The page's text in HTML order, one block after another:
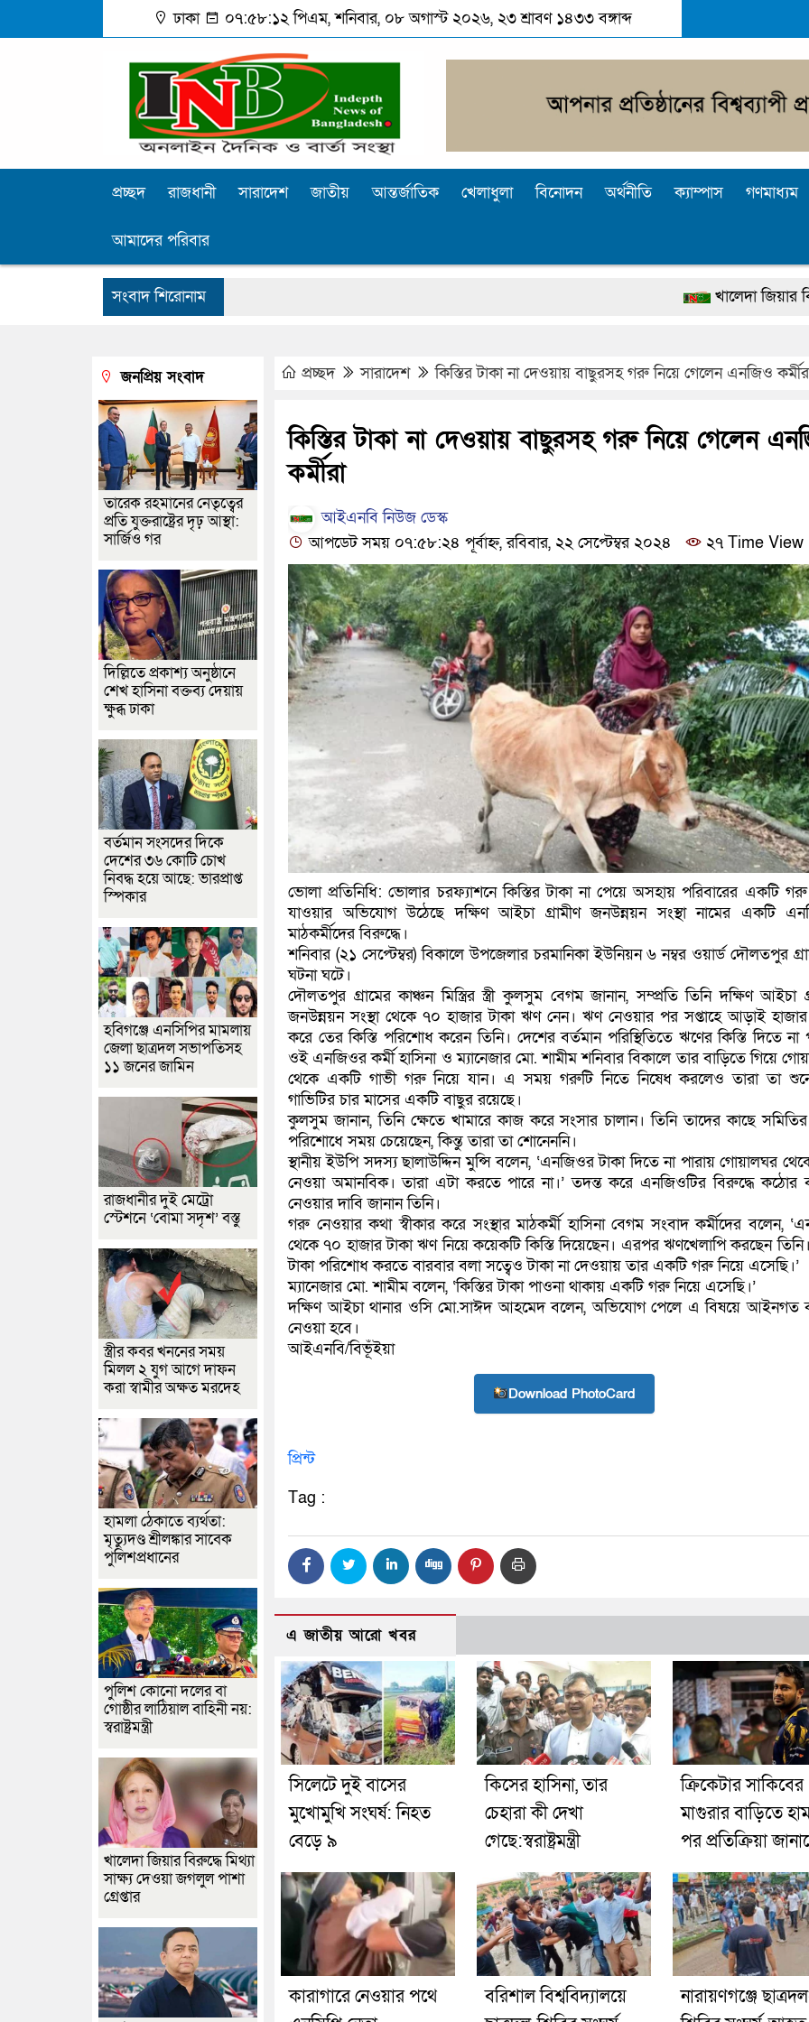
ঢাকা ০৭:৫৮:১৩ পিএম, শনিবার, ০৮ অগাস্ট ২০২৬, ২৩ শ্রাবণ ১৪৩৩ বঙ্গাব্দ
প্রচ্ছদ রাজধানী সারাদেশ জাতীয় আন্তর্জাতিক খেলাধুলা বিনোদন অর্থনীতি ক্যাম্পাস গণমাধ্যম
আমাদের পরিবার
সংবাদ শিরোনাম খালেদা জিয়ার বিরুদ্ধে
পুলিশ কোনো দলের বা গোষ্ঠীর
ঢাকার চারপাশে সচল হবে
আদালতকে বলতে চাইলাম
প্রচ্ছদ সারাদেশ কিস্তির টাকা না দেওয়ায় বাছুরসহ গরু নিয়ে গেলেন এনজিও
কিস্তির টাকা না দেওয়ায় বাছুরসহ গরু নিয়ে গেলেন
কর্মীরা
আইএনবি নিউজ ডেস্ক
আপডেট সময় ০৭:৫৮:২৪ পূর্বাহ্ন, রবিবার, ২২ সেপ্টেম্বর ২০২৪
২৭ Time View
ভোলা প্রতিনিধি: ভোলার চরফ্যাশনে কিস্তির টাকা না পেয়ে অসহায় পরিবারের একটি গরু
যাওয়ার অভিযোগ উঠেছে দক্ষিণ আইচা গ্রামীণ জনউন্নয়ন সংস্থা নামের একটি
মাঠকর্মীদের বিরুদ্ধে।
শনিবার (২১ সেপ্টেম্বর) বিকালে উপজেলার চরমানিকা ইউনিয়ন ৬ নম্বর ওয়ার্ড দৌলতপুর
ঘটনা ঘটে।
দৌলতপুর গ্রামের কাঞ্চন মিস্ত্রির স্ত্রী কুলসুম বেগম জানান, সম্প্রতি তিনি দক্ষিণ আইচা
জনউন্নয়ন সংস্থা থেকে ৭০ হাজার টাকা ঋণ নেন। ঋণ নেওয়ার পর সপ্তাহে আড়াই হাজার
করে তের কিস্তি পরিশোধ করেন তিনি। দেশের বর্তমান পরিস্থিতিতে ঋণের কিস্তি দিতে না
ওই এনজিওর কর্মী হাসিনা ও ম্যানেজার মো. শামীম শনিবার বিকালে তার বাড়িতে গিয়ে
থেকে একটি গাভী গরু নিয়ে যান। এ সময় গরুটি নিতে নিষেধ করলেও তারা তা
গাভিটির চার মাসের একটি বাছুর রয়েছে।
কুলসুম জানান, তিনি ক্ষেতে খামারে কাজ করে সংসার চালান। তিনি তাদের কাছে সমিতির
পরিশোধে সময় চেয়েছেন, কিন্তু তারা তা শোনেননি।
স্থানীয় ইউপি সদস্য ছালাউদ্দিন মুন্সি বলেন, ‘এনজিওর টাকা দিতে না পারায় গোয়ালঘর
নেওয়া অমানবিক। তারা এটা করতে পারে না।’ তদন্ত করে এনজিওটির বিরুদ্ধে কঠোর
নেওয়ার দাবি জানান তিনি।
গরু নেওয়ার কথা স্বীকার করে সংস্থার মাঠকর্মী হাসিনা বেগম সংবাদ কর্মীদের বলেন,
থেকে ৭০ হাজার টাকা ঋণ নিয়ে কয়েকটি কিস্তি দিয়েছেন। এরপর ঋণখেলাপি করছেন
টাকা পরিশোধ করতে বারবার বলা সত্বেও টাকা না দেওয়ায় তার একটি গরু নিয়ে এসেছি।’
ম্যানেজার মো. শামীম বলেন, ‘কিস্তির টাকা পাওনা থাকায় একটি গরু নিয়ে এসেছি।’
দক্ষিণ আইচা থানার ওসি মো.সাঈদ আহমেদ বলেন, অভিযোগ পেলে এ বিষয়ে আইনগত
নেওয়া হবে।
আইএনবি/বিভূঁইয়া
Download PhotoCard
প্রিন্ট
Tag :
এ জাতীয় আরো খবর
সিলেটে দুই বাসের
মুখোমুখি সংঘর্ষ: নিহত
বেড়ে ৯
কিসের হাসিনা, তার
চেহারা কী দেখা
গেছে:স্বরাষ্ট্রমন্ত্রী
ক্রিকেটার সাকিবের
মাগুরার বাড়িতে
পর প্রতিক্রিয়া
কারাগারে নেওয়ার পথে
বরিশাল বিশ্ববিদ্যালয়ে
নারায়ণগঞ্জে
জনপ্রিয় সংবাদ
তারেক রহমানের নেতৃত্বের
প্রতি যুক্তরাষ্ট্রের দৃঢ় আস্থা:
সার্জিও গর
দিল্লিতে প্রকাশ্য অনুষ্ঠানে
শেখ হাসিনা বক্তব্য দেয়ায়
ক্ষুব্ধ ঢাকা
বর্তমান সংসদের দিকে
দেশের ৩৬ কোটি চোখ
নিবদ্ধ হয়ে আছে: ভারপ্রাপ্ত
স্পিকার
হবিগঞ্জে এনসিপির মামলায়
জেলা ছাত্রদল সভাপতিসহ
১১ জনের জামিন
রাজধানীর দুই মেট্রো
স্টেশনে ‘বোমা সদৃশ’ বস্তু
স্ত্রীর কবর খননের সময়
মিলল ২ যুগ আগে দাফন
করা স্বামীর অক্ষত মরদেহ
হামলা ঠেকাতে ব্যর্থতা:
মৃত্যুদণ্ড শ্রীলঙ্কার সাবেক
পুলিশপ্রধানের
পুলিশ কোনো দলের বা
গোষ্ঠীর লাঠিয়াল বাহিনী নয়:
স্বরাষ্ট্রমন্ত্রী
খালেদা জিয়ার বিরুদ্ধে মিথ্যা
সাক্ষ্য দেওয়া জগলুল পাশা
গ্রেপ্তার